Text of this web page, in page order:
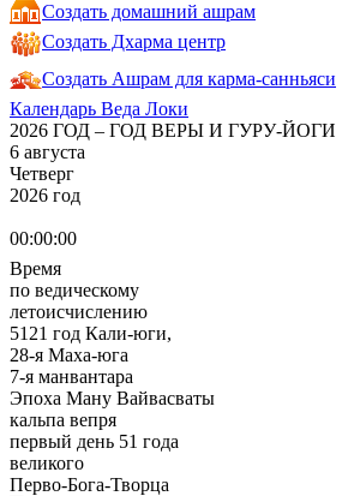
Создать домашний ашрам
Создать Дхарма центр
Создать Ашрам для карма-санньяси
Календарь Веда Локи
2026 ГОД – ГОД ВЕРЫ И ГУРУ-ЙОГИ
6 августа
Четверг
2026 год
00:00:00
Время
по ведическому
летоисчислению
5121 год Кали-юги,
28-я Маха-юга
7-я манвантара
Эпоха Ману Вайвасваты
кальпа вепря
первый день 51 года
великого
Перво-Бога-Творца